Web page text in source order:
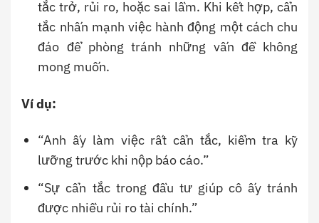
tắc trở, rủi ro, hoặc sai lầm. Khi kết hợp, cẩn
tắc nhấn mạnh việc hành động một cách chu
đáo để phòng tránh những vấn đề không
mong muốn.
Ví dụ:
“Anh ấy làm việc rất cẩn tắc, kiểm tra kỹ
lưỡng trước khi nộp báo cáo.”
“Sự cẩn tắc trong đầu tư giúp cô ấy tránh
được nhiều rủi ro tài chính.”